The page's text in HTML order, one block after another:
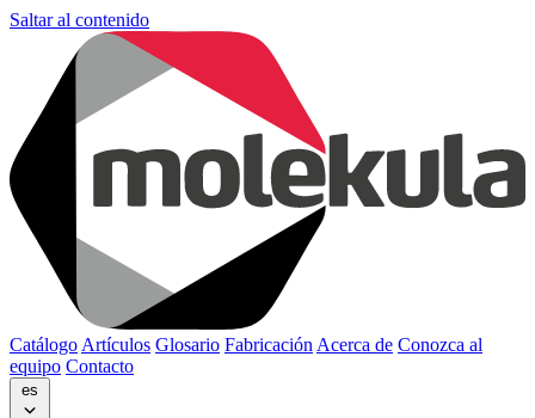
Saltar al contenido
Catálogo Artículos Glosario Fabricación Acerca de Conozca al
equipo Contacto
es